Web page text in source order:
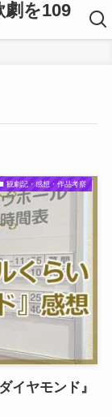
を109
観劇記・感想・作品考察
イヤモンド』